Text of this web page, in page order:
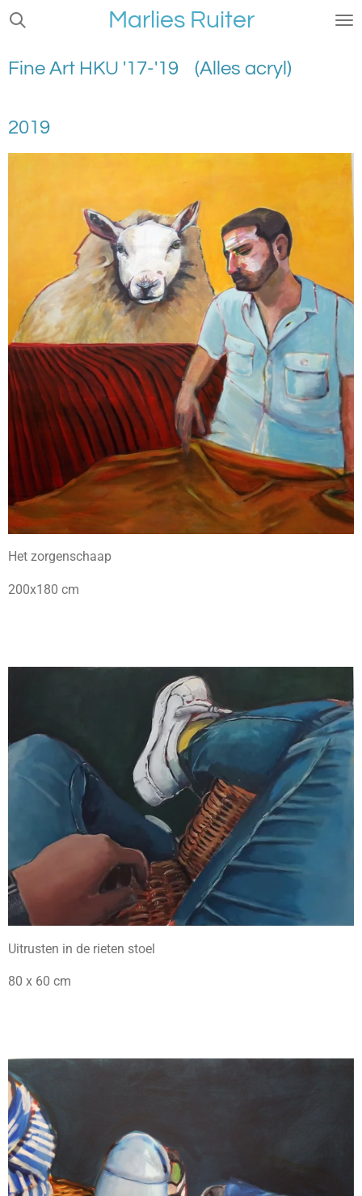
Ga
de
Marlies Ruiter
Fine Art HKU '17-'19 (Alles acryl)
2019
Het zorgenschaap
200x180 cm
Uitrusten in de rieten stoel
80 x 60 cm